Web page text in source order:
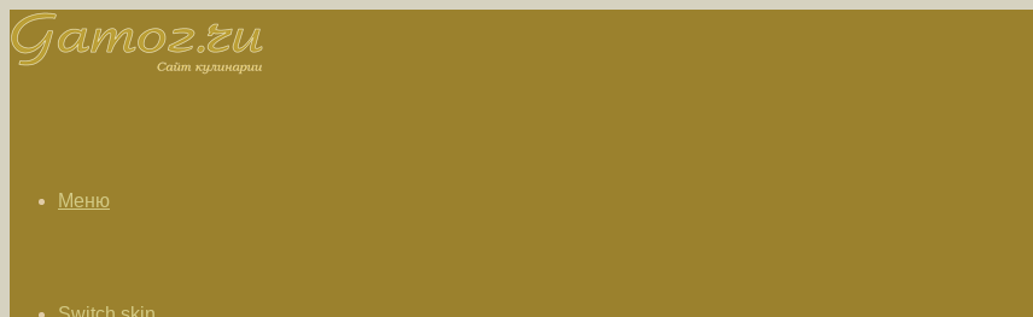
Меню